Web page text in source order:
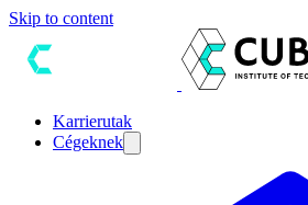
Skip to content
Karrierutak
Cégeknek